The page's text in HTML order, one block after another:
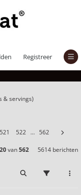
Registreer
& servings)
521 522 … 562
van562 5614 berichten